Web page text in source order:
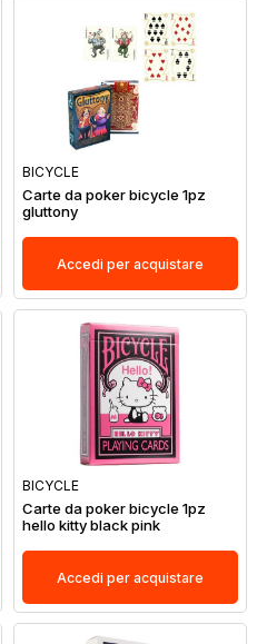
BICYCLE
Carte da poker bicycle 1pz
gluttony
Accedi per acquistare
BICYCLE
Carte da poker bicycle 1pz
hello kitty black pink
Accedi per acquistare